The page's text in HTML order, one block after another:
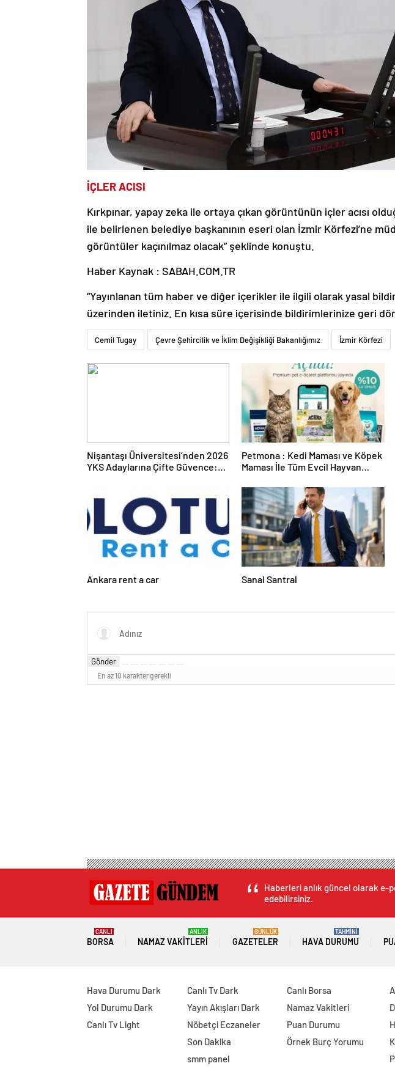
İÇLER ACISI
Kırkpınar, yapay zeka ile ortaya çıkan görüntünün içler acısı
ile belirlenen belediye başkanının eseri olan İzmir Körfezi’ne
görüntüler kaçınılmaz olacak” şeklinde konuştu.
Haber Kaynak : SABAH.COM.TR
“Yayınlanan tüm haber ve diğer içerikler ile ilgili olarak yasal
üzerinden iletiniz. En kısa süre içerisinde bildirimlerinize geri
Cemil Tugay Çevre Şehircilik ve İklim Değişikliği Bakanlığımız İzmir Körfezi
Nişantaşı Üniversitesi’nden 2026
YKS Adaylarına Çifte Güvence:
Petmona : Kedi Maması ve Köpek
Maması İle Tüm Evcil Hayvan
Ankara rent a car Sanal Santral
Gönder
En az 10 karakter gerekli
Haberleri anlık güncel olarak e-
edebilirsiniz.
BORSA
CANLI
NAMAZ VAKITLERI
ANLIK
GAZETELER
GÜNLÜK
HAVA DURUMU
TAHMİNİ
Hava Durumu Dark
Yol Durumu Dark
Canlı Tv Light
Canlı Tv Dark
Yayın Akışları Dark
Nöbetçi Eczaneler
Son Dakika
smm panel
Canlı Borsa
Namaz Vakitleri
Puan Durumu
Örnek Burç Yorumu